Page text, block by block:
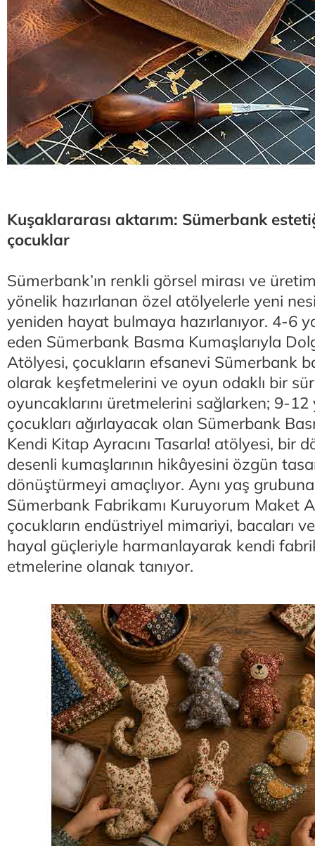
Kuşaklararası aktarım: Sümerbank
çocuklar
Sümerbank’ın renkli görsel mirası ve
yönelik hazırlanan özel atölyelerle yeni
yeniden hayat bulmaya hazırlanıyor. 4-6
eden Sümerbank Basma Kumaşlarıyla
Atölyesi, çocukların efsanevi Sümerbank
olarak keşfetmelerini ve oyun odaklı bir
oyuncaklarını üretmelerini sağlarken; 9-
çocukları ağırlayacak olan Sümerbank
Kendi Kitap Ayracını Tasarla! atölyesi, bir
desenli kumaşlarının hikâyesini özgün
dönüştürmeyi amaçlıyor. Aynı yaş
Sümerbank Fabrikamı Kuruyorum Maket
çocukların endüstriyel mimariyi, bacaları
hayal güçleriyle harmanlayarak kendi
etmelerine olanak tanıyor.